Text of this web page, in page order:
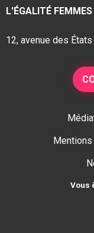
L'ÉGALITÉ
12, avenue des
Vous